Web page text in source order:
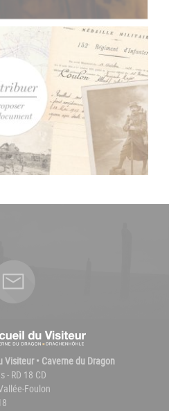
Visiteur • Caverne du Dragon
- RD 18 CD
Foulon